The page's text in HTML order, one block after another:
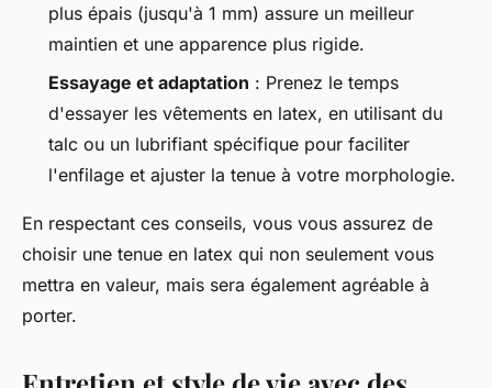
plus épais (jusqu'à 1 mm) assure un meilleur
maintien et une apparence plus rigide.
Essayage et adaptation : Prenez le temps
d'essayer les vêtements en latex, en utilisant du
talc ou un lubrifiant spécifique pour faciliter
l'enfilage et ajuster la tenue à votre morphologie.
En respectant ces conseils, vous vous assurez de
choisir une tenue en latex qui non seulement vous
mettra en valeur, mais sera également agréable à
porter.